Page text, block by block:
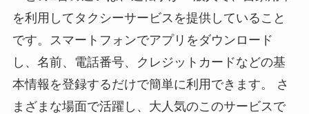
を利用してタクシーサービスを提供していること
です。スマートフォンでアプリをダウンロード
し、名前、電話番号、クレジットカードなどの基
本情報を登録するだけで簡単に利用できます。 さ
まざまな場面で活躍し、大人気のこのサービスで